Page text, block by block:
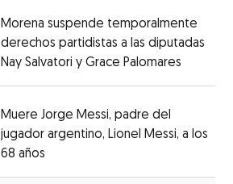
Morena suspende temporalmente
derechos partidistas a las diputadas
Nay Salvatori y Grace Palomares
Muere Jorge Messi, padre del
jugador argentino, Lionel Messi, a los
68 años